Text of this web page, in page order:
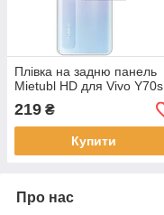
Плівка на задню панель
Mietubl HD для Vivo Y70s
219 ₴
Купити
Про нас